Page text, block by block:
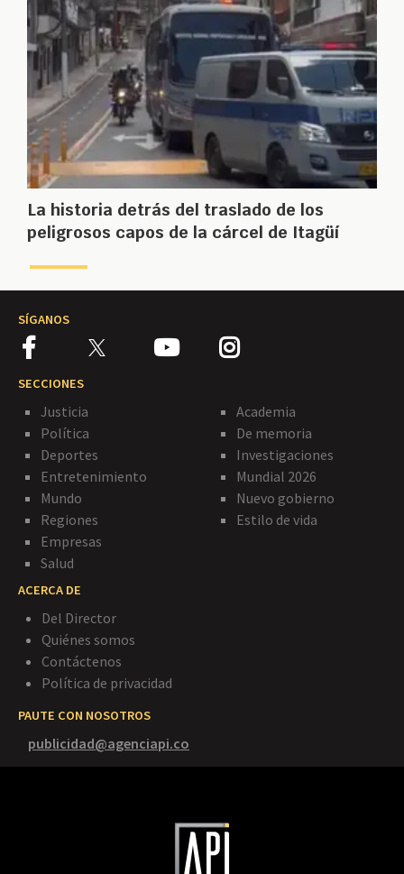
La historia detrás del traslado de los
peligrosos capos de la cárcel de Itagüí
SÍGANOS
SECCIONES
Justicia
Política
Deportes
Entretenimiento
Mundo
Regiones
Empresas
Salud
Academia
De memoria
Investigaciones
Mundial 2026
Nuevo gobierno
Estilo de vida
ACERCA DE
Del Director
Quiénes somos
Contáctenos
Política de privacidad
PAUTE CON NOSOTROS
publicidad@agenciapi.co